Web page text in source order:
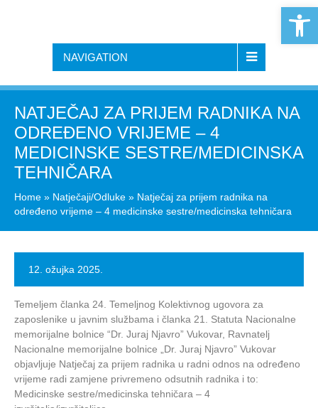
NAVIGATION
NATJEČAJ ZA PRIJEM RADNIKA NA
ODREĐENO VRIJEME – 4
MEDICINSKE SESTRE/MEDICINSKA
TEHNIČARA
Home » Natječaji/Odluke » Natječaj za prijem radnika na
određeno vrijeme – 4 medicinske sestre/medicinska tehničara
12. ožujka 2025.
Temeljem članka 24. Temeljnog Kolektivnog ugovora za
zaposlenike u javnim službama i članka 21. Statuta Nacionalne
memorijalne bolnice “Dr. Juraj Njavro” Vukovar, Ravnatelj
Nacionalne memorijalne bolnice „Dr. Juraj Njavro” Vukovar
objavljuje Natječaj za prijem radnika u radni odnos na određeno
vrijeme radi zamjene privremeno odsutnih radnika i to:
Medicinske sestre/medicinska tehničara – 4